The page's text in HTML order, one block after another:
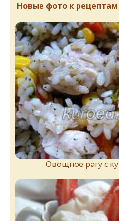
Новые фото к рецептам
Овощное рагу с